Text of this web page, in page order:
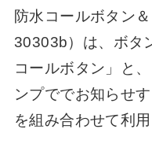
防水コールボタン
30303b）は、ボタ
コールボタン」と
ンプででお知らせ
を組み合わせて利用